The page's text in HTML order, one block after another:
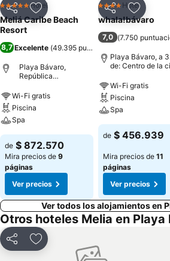
CompartirAgregar a favoritos
5 EstrellasHotel
Meliá Caribe Beach
Resort
8,7 Excelente (49.395 puntuaciones
Playa Bávaro,
República
Wi-Fi gratis
Piscina
Spa
de $ 872.570
Mira precios de 9
páginas
Ver precios
Compartir
4 EstrellasHotel
whala!bávaro
7,0 (7.750
Playa Bávaro, a
de: Centro de la
Wi-Fi gratis
Piscina
Spa
de $ 456.939
Mira precios de 11
páginas
Ver precios
Ver todos los alojamientos en
Otros hoteles Melia en Playa
CompartirAgregar a favoritos